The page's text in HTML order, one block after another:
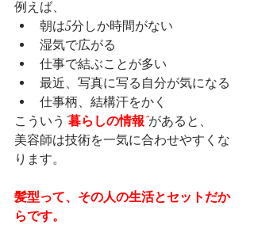
例えば、
朝は5分しか時間がない
湿気で広がる
仕事で結ぶことが多い
最近、写真に写る自分が気になる
仕事柄、結構汗をかく
こういう“暮らしの情報”があると、
美容師は技術を一気に合わせやすくな
ります。
髪型って、その人の生活とセットだか
らです。